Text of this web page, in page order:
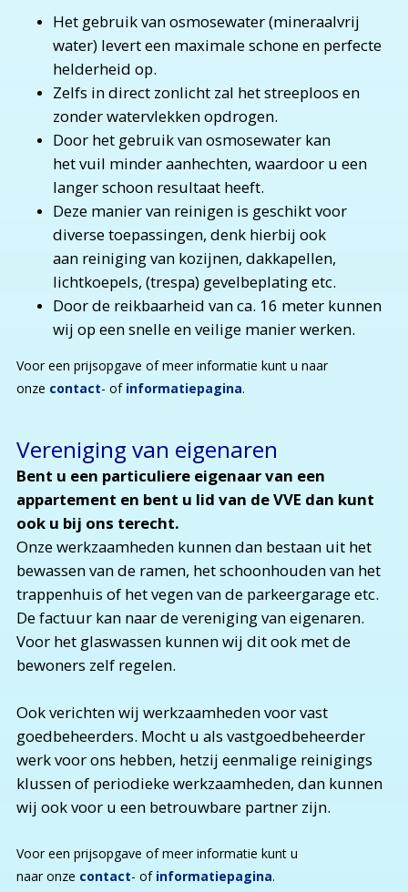
Het gebruik van osmosewater (mineraalvrij
water) levert een maximale schone en perfecte
helderheid op.
Zelfs in direct zonlicht zal het streeploos en
zonder watervlekken opdrogen.
Door het gebruik van osmosewater kan
het vuil minder aanhechten, waardoor u een
langer schoon resultaat heeft.
Deze manier van reinigen is geschikt voor
diverse toepassingen, denk hierbij ook
aan reiniging van kozijnen, dakkapellen,
lichtkoepels, (trespa) gevelbeplating etc.
Door de reikbaarheid van ca. 16 meter kunnen
wij op een snelle en veilige manier werken.
Voor een prijsopgave of meer informatie kunt u naar
onze contact- of informatiepagina.
Vereniging van eigenaren
Bent u een particuliere eigenaar van een
appartement en bent u lid van de VVE dan kunt
ook u bij ons terecht.
Onze werkzaamheden kunnen dan bestaan uit het
bewassen van de ramen, het schoonhouden van het
trappenhuis of het vegen van de parkeergarage etc.
De factuur kan naar de vereniging van eigenaren.
Voor het glaswassen kunnen wij dit ook met de
bewoners zelf regelen.
Ook verichten wij werkzaamheden voor vast
goedbeheerders. Mocht u als vastgoedbeheerder
werk voor ons hebben, hetzij eenmalige reinigings
klussen of periodieke werkzaamheden, dan kunnen
wij ook voor u een betrouwbare partner zijn.
Voor een prijsopgave of meer informatie kunt u
naar onze contact- of informatiepagina.